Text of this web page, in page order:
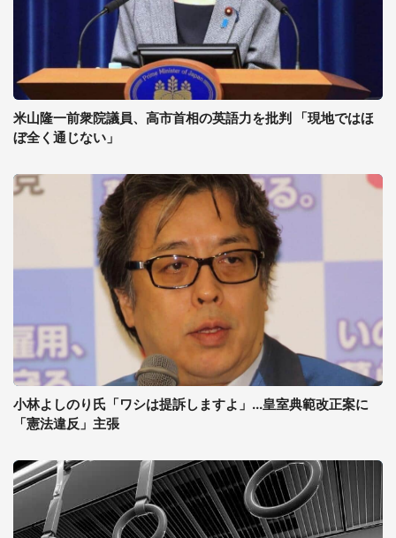
米山隆一前衆院議員、高市首相の英語力を批判 「現地ではほ
ぼ全く通じない」
小林よしのり氏「ワシは提訴しますよ」...皇室典範改正案に
「憲法違反」主張